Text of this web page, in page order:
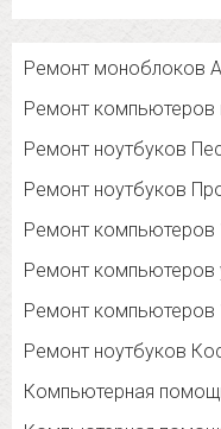
Ремонт моноблоков
Ремонт компьютеров
Ремонт ноутбуков
Ремонт ноутбуков
Ремонт компьютеров
Ремонт компьютеров
Ремонт
Ремонт ноутбуков
Компьютерная